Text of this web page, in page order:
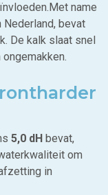
name
bevat
De kalk slaat snel
5,0 dH bevat,
om
in